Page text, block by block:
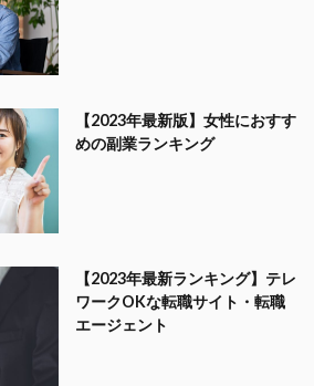
【2023年最新版】女性におすす
めの副業ランキング
【2023年最新ランキング】テレ
ワークOKな転職サイト・転職
エージェント